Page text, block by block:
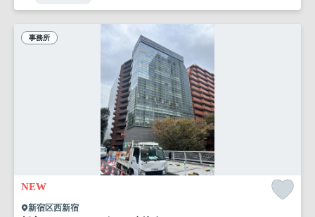
事務所
NEW
新宿区西新宿